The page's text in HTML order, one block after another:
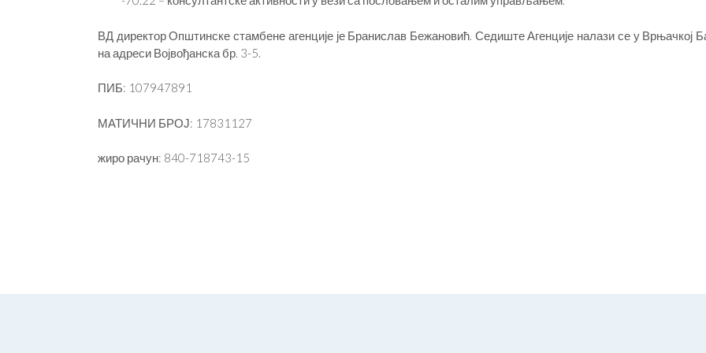
ВД директор Општинске стамбене агенције је Бранислав Бежановић. Седиште Агенције налази се у Врњачкој
на адреси Војвођанска бр. 3-5.
ПИБ: 107947891
МАТИЧНИ БРОЈ: 17831127
жиро рачун: 840-718743-15